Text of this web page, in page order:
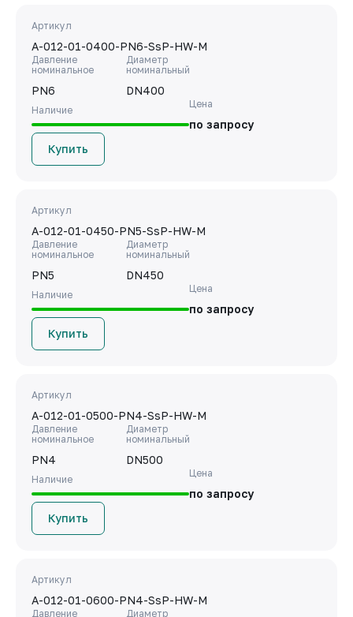
Артикул
A-012-01-0400-PN6-SsP-HW-M
Давление
номинальное
PN6
Диаметр
номинальный
DN400
Наличие
Цена
по запросу
Купить
Артикул
A-012-01-0450-PN5-SsP-HW-M
Давление
номинальное
PN5
Диаметр
номинальный
DN450
Наличие
Цена
по запросу
Купить
Артикул
A-012-01-0500-PN4-SsP-HW-M
Давление
номинальное
PN4
Диаметр
номинальный
DN500
Наличие
Цена
по запросу
Купить
Артикул
A-012-01-0600-PN4-SsP-HW-M
Давление
Диаметр